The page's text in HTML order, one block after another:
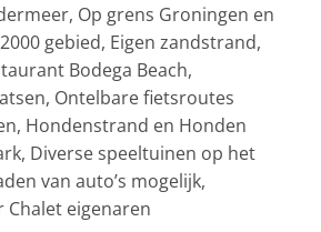
Op grens Groningen en
gebied, Eigen zandstrand,
Bodega Beach,
Ontelbare fietsroutes
Hondenstrand en Honden
Diverse speeltuinen op het
van auto’s mogelijk,
Chalet eigenaren